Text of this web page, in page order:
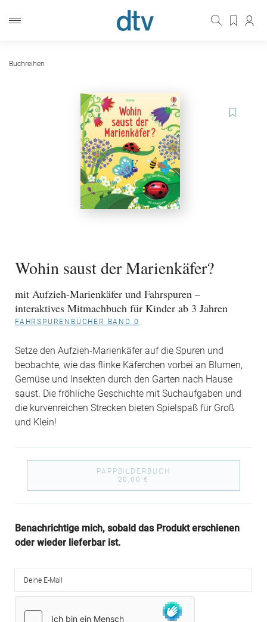
Buchreihen
Wohin saust der Marienkäfer?
mit Aufzieh-Marienkäfer und Fahrspuren –
interaktives Mitmachbuch für Kinder ab 3 Jahren
FAHRSPURENBÜCHER BAND 0
Setze den Aufzieh-Marienkäfer auf die Spuren und
beobachte, wie das flinke Käferchen vorbei an Blumen,
Gemüse und Insekten durch den Garten nach Hause
saust. Die fröhliche Geschichte mit Suchaufgaben und
die kurvenreichen Strecken bieten Spielspaß für Groß
und Klein!
PAPPBILDERBUCH
20,00 €
Benachrichtige mich, sobald das Produkt erschienen
oder wieder lieferbar ist.